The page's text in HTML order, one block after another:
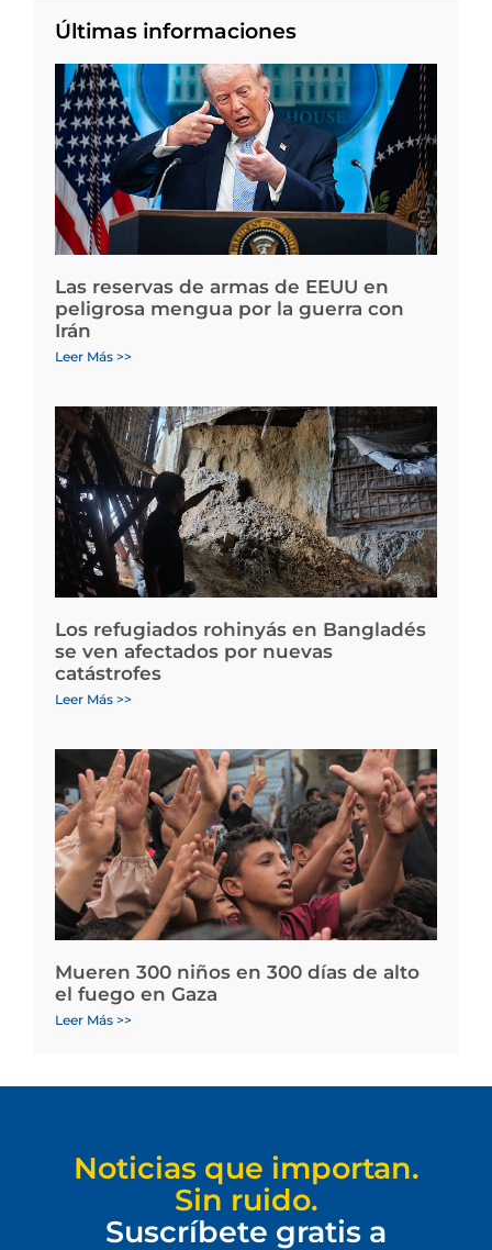
Últimas informaciones
Las reservas de armas de EEUU en
peligrosa mengua por la guerra con
Irán
Leer Más >>
Los refugiados rohinyás en Bangladés
se ven afectados por nuevas
catástrofes
Leer Más >>
Mueren 300 niños en 300 días de alto
el fuego en Gaza
Leer Más >>
Noticias que importan.
Sin ruido.
Suscríbete gratis a